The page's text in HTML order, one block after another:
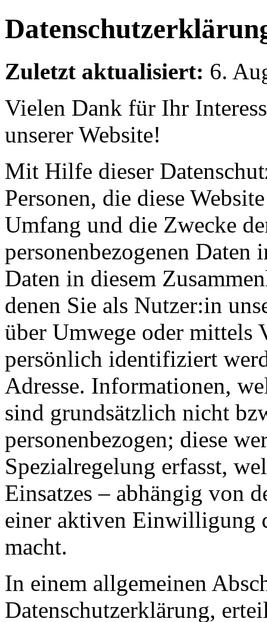
Zuletzt aktualisiert: 6.
Vielen Dank für Ihr
unserer Website!
Mit Hilfe dieser
Personen, die diese
Umfang und die Zwecke
personenbezogenen Daten
Daten in diesem
denen Sie als Nutzer:in
über Umwege oder mittels
persönlich identifiziert
Adresse. Informationen,
sind grundsätzlich nicht
personenbezogen; diese
Spezialregelung erfasst,
Einsatzes – abhängig von
einer aktiven Einwilligung
macht.
In einem allgemeinen
Datenschutzerklärung,